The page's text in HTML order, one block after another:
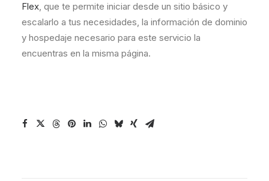
Flex, que te permite iniciar desde un sitio básico y
escalarlo a tus necesidades, la información de dominio
y hospedaje necesario para este servicio la
encuentras en la misma página.